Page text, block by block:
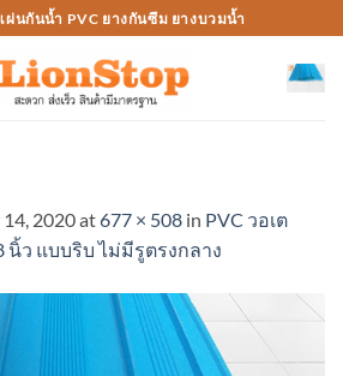
ผ่นกันน้ำ PVC ยางกันซึม ยางบวมน้ำ
2020at677 × 508 in PVC วอเต
นิ้ว แบบริบ ไม่มีรูตรงกลาง